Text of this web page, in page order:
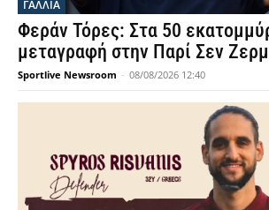
ΓΑΛΛΙΑ
Φεράν Τόρες: Στα 50
μεταγραφή στην Παρί Σεν
Sportlive Newsroom - 08/08/2026 12:40